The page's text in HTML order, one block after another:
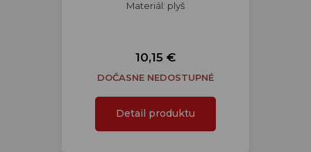
Materiál: plyš
10,15 €
DOČASNE NEDOSTUPNÉ
Detail produktu